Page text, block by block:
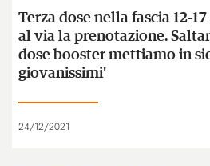
Terza dose nella fascia 12-
al via la prenotazione.
dose booster mettiamo in
giovanissimi'
24/12/2021